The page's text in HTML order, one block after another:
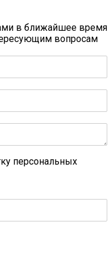
в ближайшее время
вопросам
персональных